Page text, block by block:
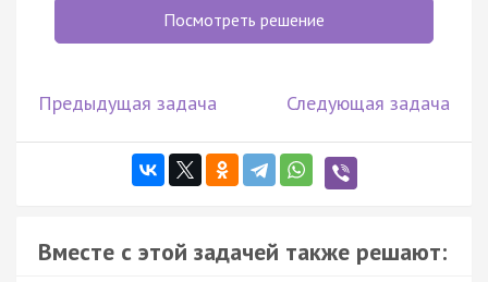
Посмотреть решение
Предыдущая задача Следующая задача
Вместе с этой задачей также решают: